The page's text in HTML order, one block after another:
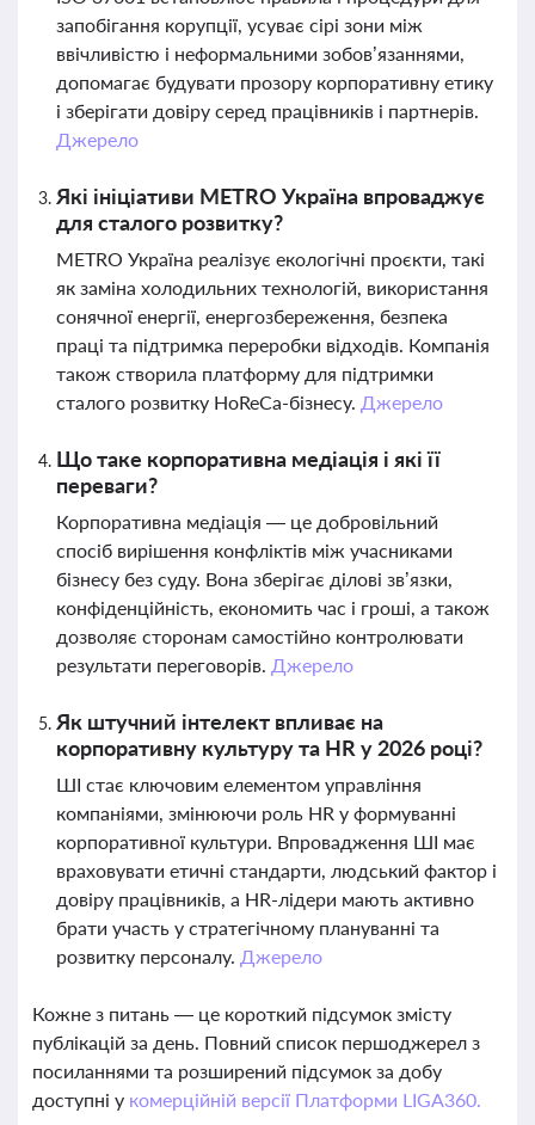
запобігання корупції, усуває сірі зони між
ввічливістю і неформальними зобов’язаннями,
допомагає будувати прозору корпоративну етику
і зберігати довіру серед працівників і партнерів.
Джерело
Які ініціативи METRO Україна впроваджує
для сталого розвитку?
METRO Україна реалізує екологічні проєкти, такі
як заміна холодильних технологій, використання
сонячної енергії, енергозбереження, безпека
праці та підтримка переробки відходів. Компанія
також створила платформу для підтримки
сталого розвитку HoReCa-бізнесу. Джерело
Що таке корпоративна медіація і які її
переваги?
Корпоративна медіація — це добровільний
спосіб вирішення конфліктів між учасниками
бізнесу без суду. Вона зберігає ділові зв’язки,
конфіденційність, економить час і гроші, а також
дозволяє сторонам самостійно контролювати
результати переговорів. Джерело
Як штучний інтелект впливає на
корпоративну культуру та HR у 2026 році?
ШІ стає ключовим елементом управління
компаніями, змінюючи роль HR у формуванні
корпоративної культури. Впровадження ШІ має
враховувати етичні стандарти, людський фактор і
довіру працівників, а HR-лідери мають активно
брати участь у стратегічному плануванні та
розвитку персоналу. Джерело
Кожне з питань — це короткий підсумок змісту
публікацій за день. Повний список першоджерел з
посиланнями та розширений підсумок за добу
доступні у комерційній версії Платформи LIGA360.